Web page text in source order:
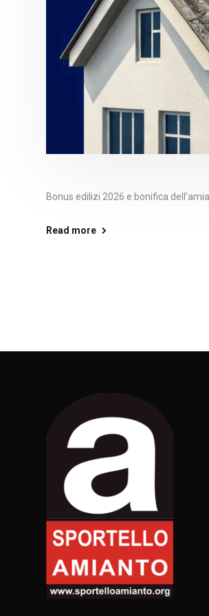
Bonus edilizi 2026 e bonifica
Read more